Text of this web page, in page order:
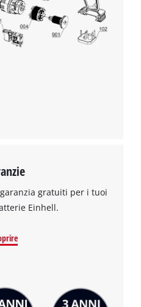
gratuiti per i tuoi
Einhell.